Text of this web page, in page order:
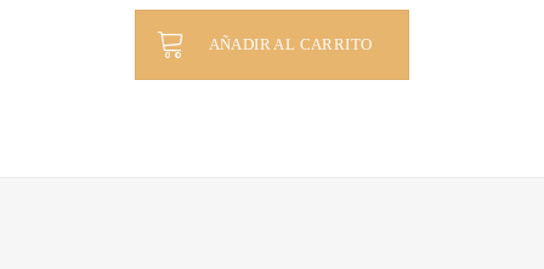
AÑADIR AL CARRITO